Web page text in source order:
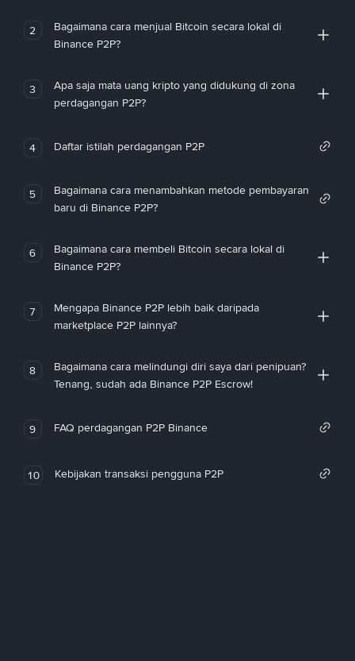
2
Bagaimana cara menjual Bitcoin secara lokal di
Binance P2P?
3
Apa saja mata uang kripto yang didukung di zona
perdagangan P2P?
4 Daftar istilah perdagangan P2P
5
Bagaimana cara menambahkan metode pembayaran
baru di Binance P2P?
6
Bagaimana cara membeli Bitcoin secara lokal di
Binance P2P?
7
Mengapa Binance P2P lebih baik daripada
marketplace P2P lainnya?
8
Bagaimana cara melindungi diri saya dari penipuan?
Tenang, sudah ada Binance P2P Escrow!
9 FAQ perdagangan P2P Binance
10 Kebijakan transaksi pengguna P2P